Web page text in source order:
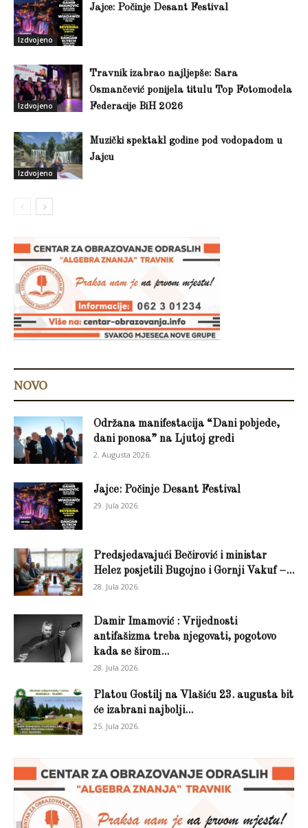
Izdvojeno
Jajce: Počinje Desant Festival
Izdvojeno
Travnik izabrao najljepše: Sara
Osmančević ponijela titulu Top Fotomodela
Federacije BiH 2026
Izdvojeno
Muzički spektakl godine pod vodopadom u
Jajcu
NOVO
Održana manifestacija “Dani pobjede,
dani ponosa” na Ljutoj gredi
2. Augusta 2026.
Jajce: Počinje Desant Festival
29. Jula 2026.
Predsjedavajući Bečirović i ministar
Helez posjetili Bugojno i Gornji Vakuf –...
28. Jula 2026.
Damir Imamović : Vrijednosti
antifašizma treba njegovati, pogotovo
kada se širom...
28. Jula 2026.
Platou Gostilj na Vlašiću 23. augusta bit
će izabrani najbolji...
25. Jula 2026.